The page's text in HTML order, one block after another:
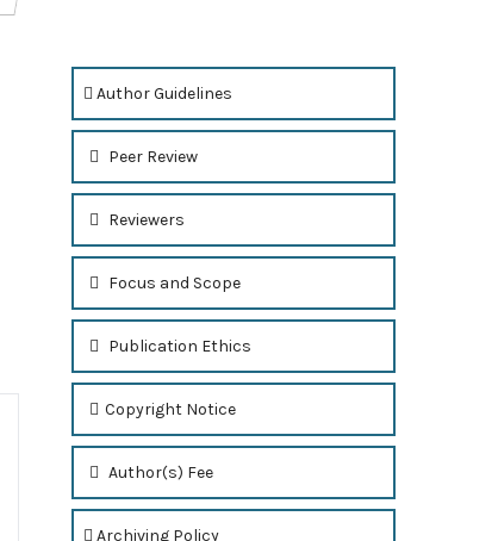
Author Guidelines
Peer Review
Reviewers
Focus and Scope
Publication Ethics
Copyright Notice
Author(s) Fee
Archiving Policy